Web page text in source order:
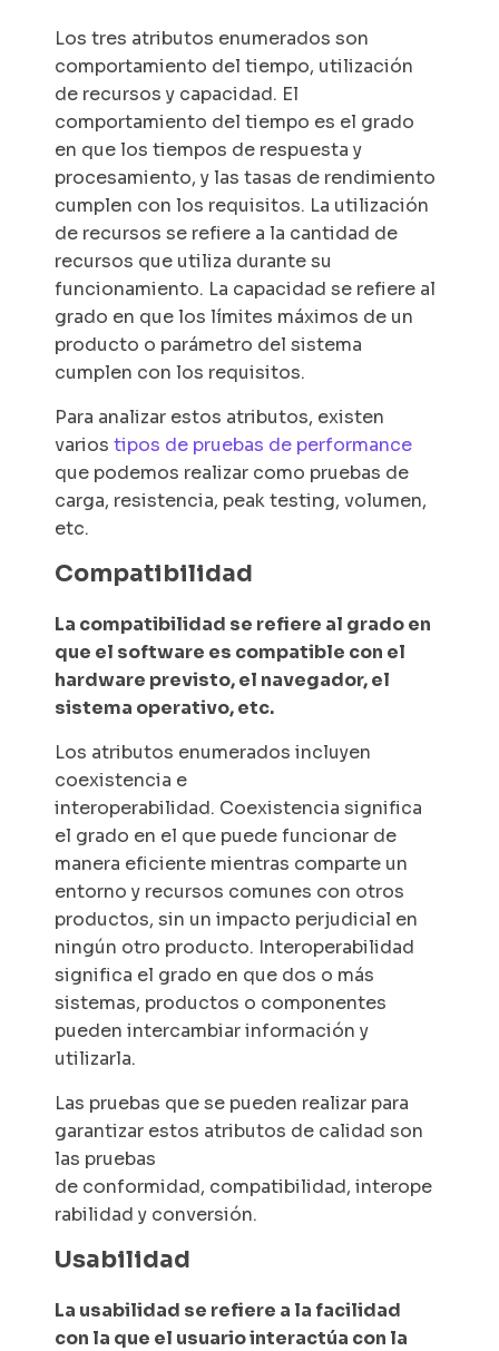
Los tres atributos enumerados son
comportamiento del tiempo, utilización
de recursos y capacidad. El
comportamiento del tiempo es el grado
en que los tiempos de respuesta y
procesamiento, y las tasas de rendimiento
cumplen con los requisitos. La utilización
de recursos se refiere a la cantidad de
recursos que utiliza durante su
funcionamiento. La capacidad se refiere al
grado en que los límites máximos de un
producto o parámetro del sistema
cumplen con los requisitos.
Para analizar estos atributos, existen
varios tipos de pruebas de performance
que podemos realizar como pruebas de
carga, resistencia, peak testing, volumen,
etc.
Compatibilidad
La compatibilidad se refiere al grado en
que el software es compatible con el
hardware previsto, el navegador, el
sistema operativo, etc.
Los atributos enumerados incluyen
coexistencia e
interoperabilidad. Coexistencia significa
el grado en el que puede funcionar de
manera eficiente mientras comparte un
entorno y recursos comunes con otros
productos, sin un impacto perjudicial en
ningún otro producto. Interoperabilidad
significa el grado en que dos o más
sistemas, productos o componentes
pueden intercambiar información y
utilizarla.
Las pruebas que se pueden realizar para
garantizar estos atributos de calidad son
las pruebas
de conformidad, compatibilidad, interope
rabilidad y conversión.
Usabilidad
La usabilidad se refiere a la facilidad
con la que el usuario interactúa con la